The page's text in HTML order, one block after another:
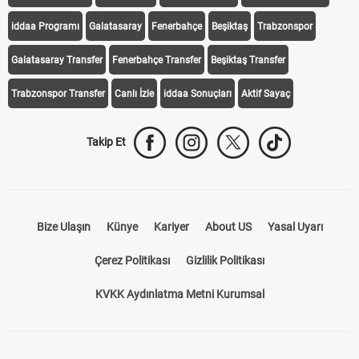
iddaa Programı Galatasaray Fenerbahçe Beşiktaş Trabzonspor
Galatasaray Transfer Fenerbahçe Transfer Beşiktaş Transfer
Trabzonspor Transfer Canlı İzle iddaa Sonuçları Aktif Sayaç
Takip Et
Bize Ulaşın Künye Kariyer About US Yasal Uyarı
Çerez Politikası Gizlilik Politikası
KVKK Aydınlatma Metni Kurumsal